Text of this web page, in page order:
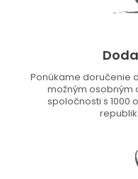
Ponúkame doručenie
možným osobným
spoločnosti s 1000